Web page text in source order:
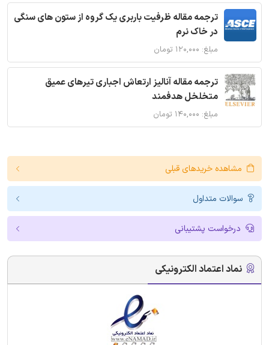
ترجمه مقاله ظرفیت باربری یک گروه از ستون های سنگی
در خاک نرم
مبلغ: ۱۲۰,۰۰۰ تومان
ترجمه مقاله آنالیز ارتعاش اجباری تیرهای عمیق
متخلخل هدفمند
مبلغ: ۱۴۰,۰۰۰ تومان
مشاهده خریدهای قبلی
سوالات متداول
درخواست پشتیبانی
نماد اعتماد الکترونیکی